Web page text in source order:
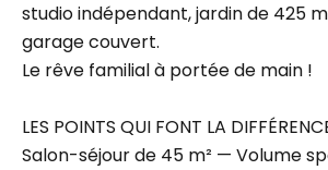
studio indépendant, jardin de 425
garage couvert.
Le rêve familial à portée de main !
LES POINTS QUI FONT LA
Salon-séjour de 45 m² — Volume